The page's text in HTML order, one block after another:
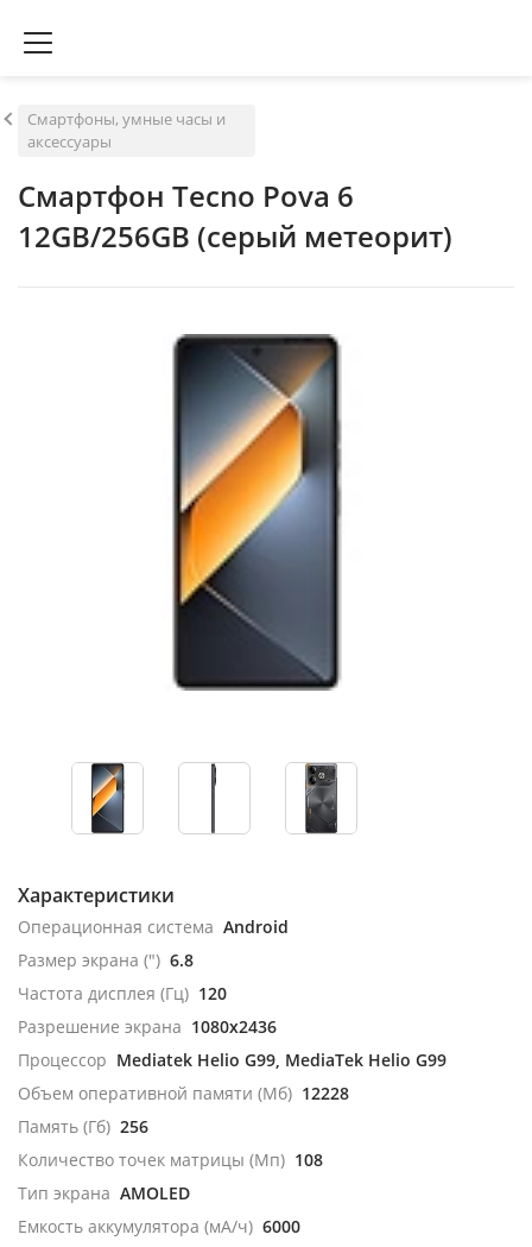
Смартфоны, умные часы и
аксессуары
Смартфон Tecno Pova 6
12GB/256GB (серый метеорит)
Характеристики
Операционная система Android
Размер экрана (") 6.8
Частота дисплея (Гц) 120
Разрешение экрана 1080x2436
Процессор Mediatek Helio G99, MediaTek Helio G99
Объем оперативной памяти (Мб) 12228
Память (Гб) 256
Количество точек матрицы (Мп) 108
Тип экрана AMOLED
Емкость аккумулятора (мА/ч) 6000